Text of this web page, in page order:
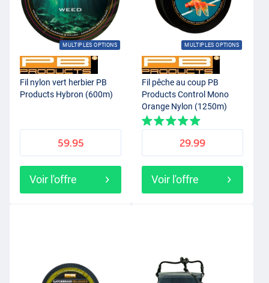
MULTIPLES OPTIONS
Fil nylon vert herbier PB
Products Hybron (600m)
59.95
Voir l'offre
MULTIPLES OPTIONS
Fil pêche au coup PB
Products Control Mono
Orange Nylon (1250m)
29.99
Voir l'offre